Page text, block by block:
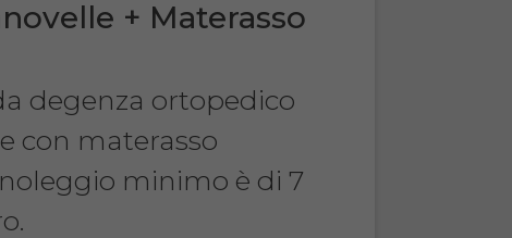
+ Materasso
degenza ortopedico
con materasso
minimo è di 7